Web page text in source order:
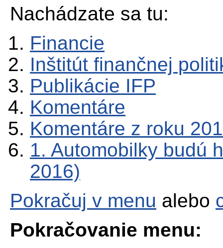
Nachádzate sa tu:
Financie
Inštitút finančnej
Publikácie IFP
Komentáre
Komentáre z roku
1. Automobilky budú
2016)
Pokračuj v menu alebo
Pokračovanie menu: